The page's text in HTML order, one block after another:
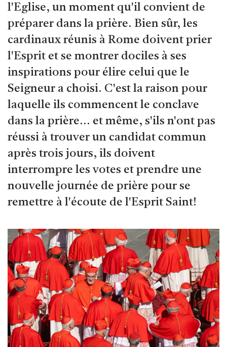
l'Eglise, un moment qu'il convient de
préparer dans la prière. Bien sûr, les
cardinaux réunis à Rome doivent prier
l'Esprit et se montrer dociles à ses
inspirations pour élire celui que le
Seigneur a choisi. C'est la raison pour
laquelle ils commencent le conclave
dans la prière... et même, s'ils n'ont pas
réussi à trouver un candidat commun
après trois jours, ils doivent
interrompre les votes et prendre une
nouvelle journée de prière pour se
remettre à l'écoute de l'Esprit Saint!